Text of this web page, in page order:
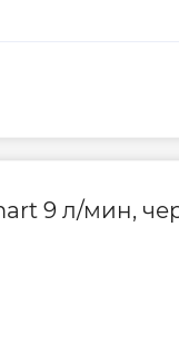
9 л/мин,